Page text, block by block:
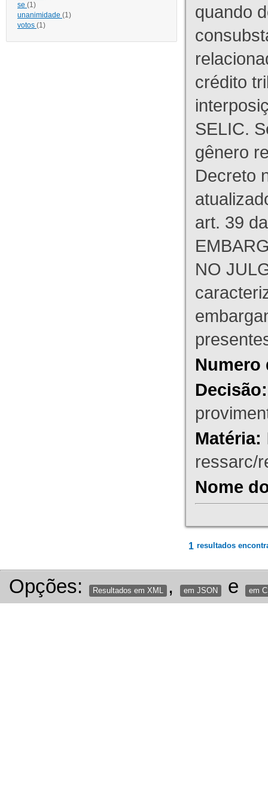
se (1)
unanimidade (1)
votos (1)
quando
crédito
SELIC.
gênero
Decreto
art. 39
NO
Numero
Decisão:
Matéria:
ressarc/
Nome
1 resultados
Opções: Resultados em XML , em JSON e em